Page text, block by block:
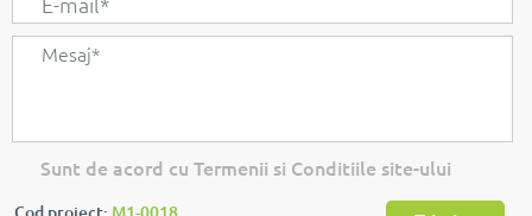
Sunt de acord cu Termenii si Conditiile site-ului